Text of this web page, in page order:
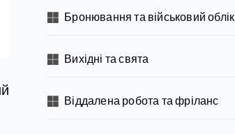
Бронювання та військовий облік
Вихідні та свята
Віддалена робота та фріланс